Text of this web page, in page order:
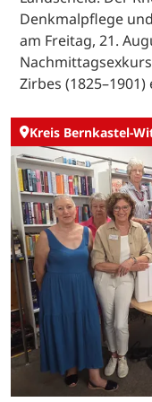
Denkmalpflege
am Freitag, 21.
Zirbes (1825–1901)
Kreis Bernkastel-